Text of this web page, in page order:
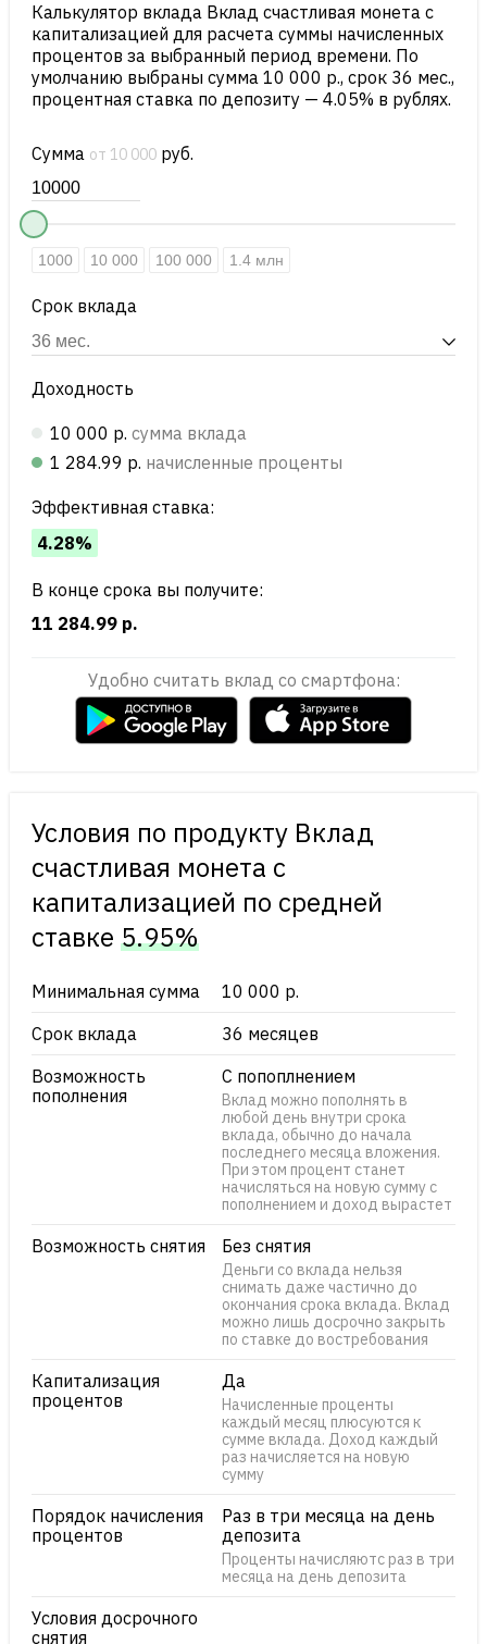
Калькулятор вклада Вклад счастливая монета с
капитализацией для расчета суммы начисленных
процентов за выбранный период времени. По
умолчанию выбраны сумма 10 000 р., срок 36 мес.,
процентная ставка по депозиту — 4.05% в рублях.
Сумма от 10 000руб.
1000 10 000 100 000 1.4 млн
Срок вклада
Доходность
10 000 р. сумма вклада
1 284.99 р. начисленные проценты
Эффективная ставка:
4.28%
В конце срока вы получите:
11 284.99 р.
Удобно считать вклад со смартфона:
Условия по продукту Вклад
счастливая монета с
капитализацией по cредней
ставке 5.95%
Минимальная сумма
10 000 р.
Срок вклада
36 месяцев
Возможность
пополнения
С попоплнением
Вклад можно пополнять в
любой день внутри срока
вклада, обычно до начала
последнего месяца вложения.
При этом процент станет
начисляться на новую сумму с
пополнением и доход вырастет
Возможность снятия Без снятия
Деньги со вклада нельзя
снимать даже частично до
окончания срока вклада. Вклад
можно лишь досрочно закрыть
по ставке до востребования
Капитализация
процентов
Да
Начисленные проценты
каждый месяц плюсуются к
сумме вклада. Доход каждый
раз начисляется на новую
сумму
Порядок начисления
процентов
Раз в три месяца на день
депозита
Проценты начисляютс раз в три
месяца на день депозита
Условия досрочного
снятия